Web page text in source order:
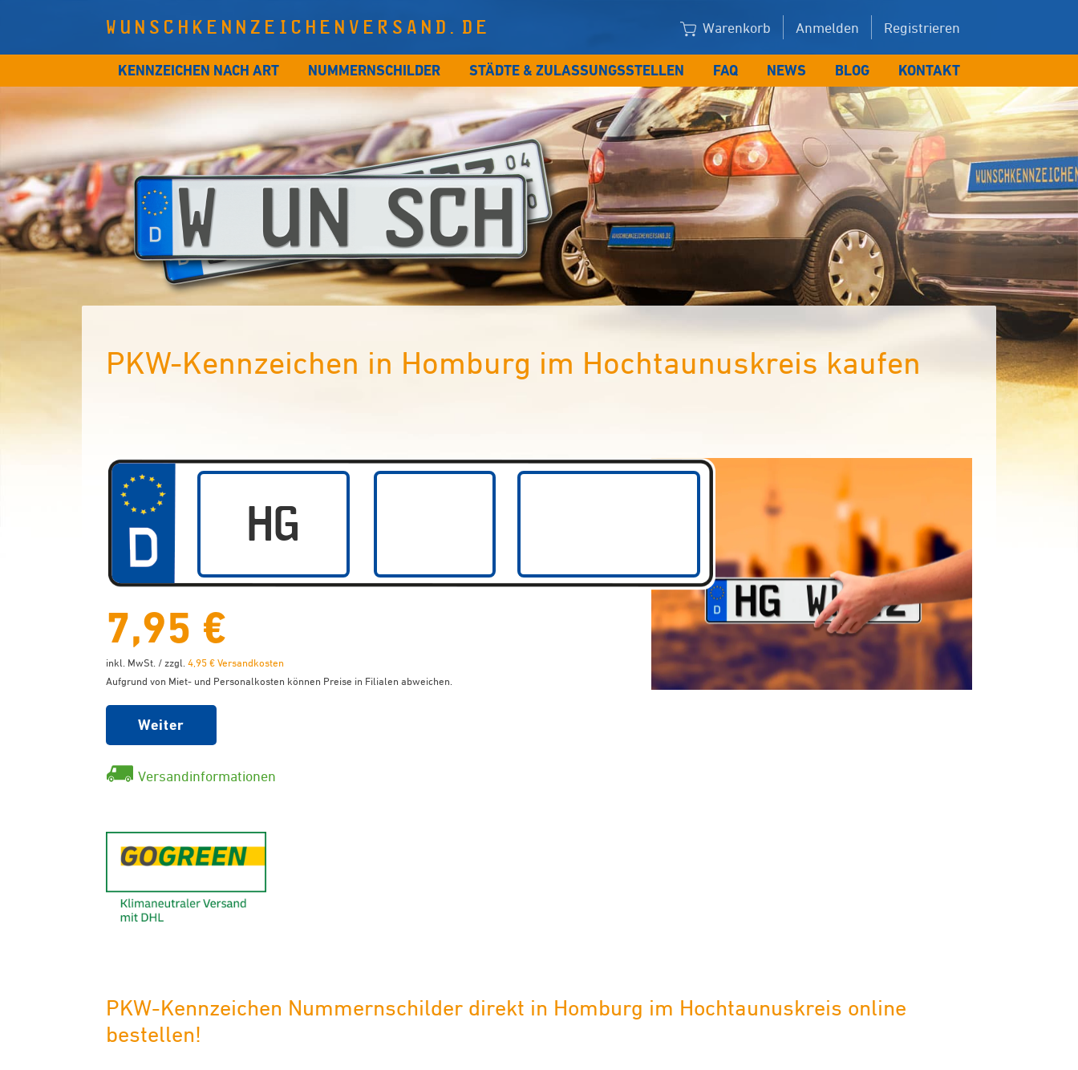
WUNSCHKENNZEICHENVERSAND.DE Warenkorb Anmelden Registrieren
KENNZEICHEN NACH ART NUMMERNSCHILDER STÄDTE & ZULASSUNGSSTELLEN FAQ NEWS BLOG KONTAKT
PKW-Kennzeichen in Homburg im Hochtaunuskreis kaufen
7,95 €
inkl. MwSt. / zzgl. 4,95 € Versandkosten
Aufgrund von Miet- und Personalkosten können Preise in Filialen abweichen.
Weiter
Versandinformationen
PKW-Kennzeichen Nummernschilder direkt in Homburg im Hochtaunuskreis online
bestellen!